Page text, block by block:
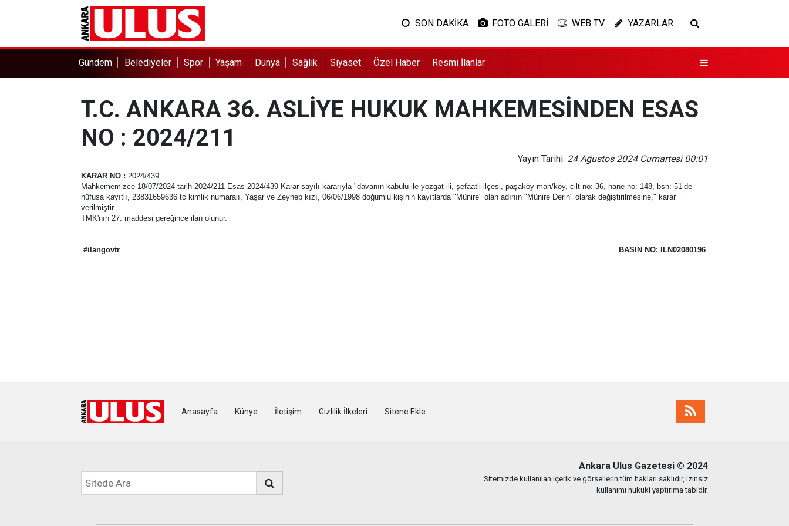
SON DAKİKA FOTO GALERİ WEB TV YAZARLAR
Gündem Belediyeler Spor Yaşam Dünya Sağlık Siyaset Özel Haber Resmi İlanlar
T.C. ANKARA 36. ASLİYE HUKUK MAHKEMESİNDEN ESAS
NO : 2024/211
Yayın Tarihi: 24 Ağustos 2024 Cumartesi 00:01
KARAR NO : 2024/439
Mahkememizce 18/07/2024 tarih 2024/211 Esas 2024/439 Karar sayılı kararıyla "davanın kabulü ile yozgat ili, şefaatli ilçesi, paşaköy mah/köy, cilt no: 36, hane no: 148, bsn: 51’de
nüfusa kayıtlı, 23831659636 tc kimlik numaralı, Yaşar ve Zeynep kızı, 06/06/1998 doğumlu kişinin kayıtlarda "Münire" olan adının "Münire Derin" olarak değiştirilmesine," karar
verilmiştir.
TMK'nın 27. maddesi gereğince ilan olunur.
#ilangovtr BASIN NO: ILN02080196
Anasayfa Künye İletişim Gizlilik İlkeleri Sitene Ekle
Ankara Ulus Gazetesi © 2024
Sitemizde kullanılan içerik ve görsellerin tüm hakları saklıdır, izinsiz
kullanımı hukuki yaptırıma tabidir.